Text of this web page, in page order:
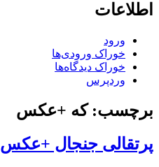
اطلاعات
ورود
خوراک ورودی‌ها
خوراک دیدگاه‌ها
وردپرس
برچسب: که +عکس
پرتقالی جنجال +عکس